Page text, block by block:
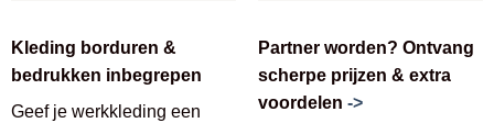
Kleding borduren &
bedrukken inbegrepen
Geef je werkkleding een
Partner worden? Ontvang
scherpe prijzen & extra
voordelen ->